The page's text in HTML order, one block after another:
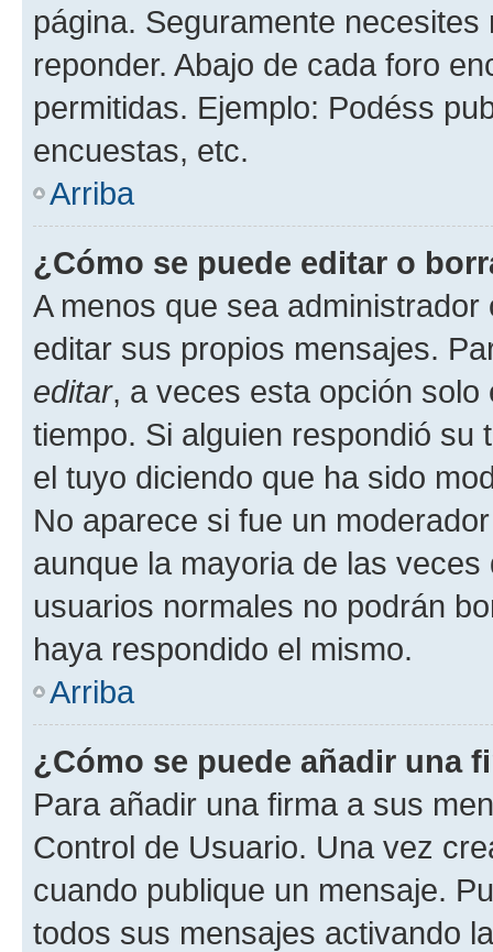
página. Seguramente
reponder. Abajo de cada foro
permitidas. Ejemplo: Podéss
encuestas, etc.
Arriba
¿Cómo se puede editar o
A menos que sea
editar sus propios mensajes.
editar, a veces esta opción
tiempo. Si alguien respondió
el tuyo diciendo que ha sido
No aparece si fue un
aunque la mayoria de las
usuarios normales no podrán
haya respondido el mismo.
Arriba
¿Cómo se puede añadir una
Para añadir una firma a sus
Control de Usuario. Una vez
cuando publique un mensaje.
todos sus mensajes activando